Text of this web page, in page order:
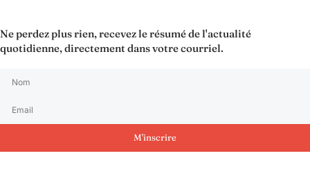
Ne perdez plus rien, recevez le résumé de l'actualité
quotidienne, directement dans votre courriel.
M'inscrire